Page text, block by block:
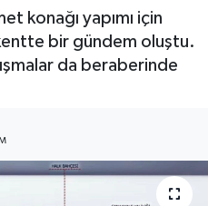
konağı yapımı için
bir gündem oluştu.
da beraberinde